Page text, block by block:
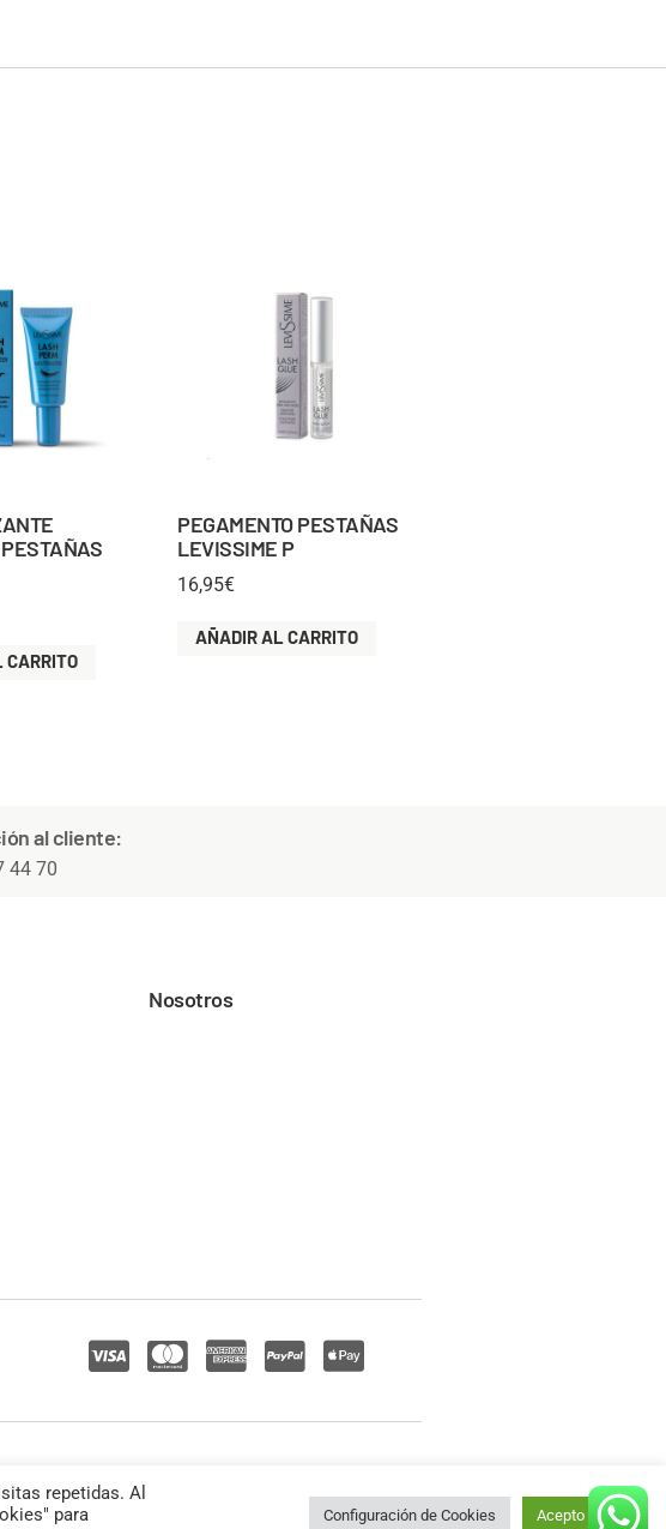
CARRITO
PEGAMENTO PESTAÑAS
LEVISSIME P
16,95€
AÑADIR AL CARRITO
al cliente:
44 70
Nosotros
repetidas. Al
para
Configuración de Cookies Acepto Todo